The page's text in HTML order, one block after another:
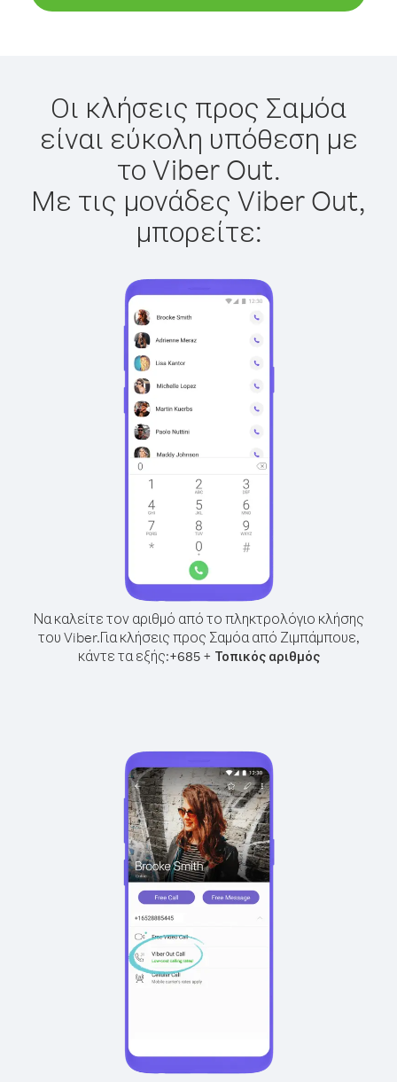
Οι κλήσεις προς Σαμόα
είναι εύκολη υπόθεση με
το Viber Out.
Με τις μονάδες Viber Out,
μπορείτε:
Να καλείτε τον αριθμό από το πληκτρολόγιο κλήσης
του Viber.Για κλήσεις προς Σαμόα από Ζιμπάμπουε,
κάντε τα εξής:+685+ Τοπικός αριθμός